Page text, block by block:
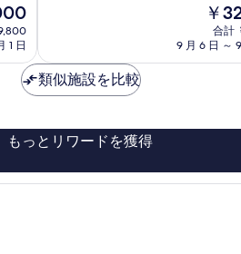
1 日
に
良
い、
コ
ミ
件
現
在
の
￥
合計
9 月 6 日 ～
類似施設を比較
もっとリワードを獲得